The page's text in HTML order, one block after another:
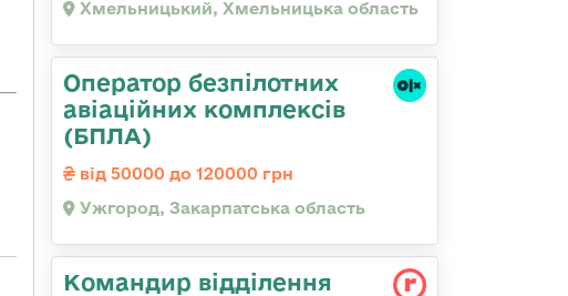
Хмельницький, Хмельницька область
Оператор безпілотних
авіаційних комплексів
(БПЛА)
від 50000 до 120000 грн
Ужгород, Закарпатська область
Командир відділення